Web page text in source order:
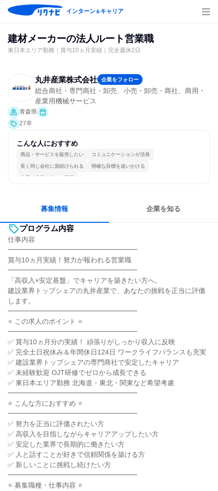
インターン＆キャリア
建材メーカーの法人ルート営業職
東日本エリア勤務｜賞与10ヵ月実績｜完全週休2日
丸井産業株式会社 企業をフォロー
総合商社・専門商社・卸売、小売・卸売・商社、商用・
産業用機械サービス
青森県
27卒
こんな人におすすめ
商品・サービスを販売したい コミュニケーションが活発
長く同じ会社に居続けられる 明確な目標を追いかける
若手が裁量を持てる環境
募集情報 企業を知る
プログラム内容
仕事内容
━━━━━━━━━━━━━━━━━━━
賞与10ヵ月実績！努力が報われる営業職
━━━━━━━━━━━━━━━━━━━
「高収入×安定基盤」でキャリアを築きたい方へ。
建設業界トップシェアの丸井産業で、あなたの挑戦を正当に評価
します。
━━━━━━━━━━━━━━━━━━━
⭐ この求人のポイント ⭐
━━━━━━━━━━━━━━━━━━━
✅ 賞与10ヵ月分の実績！ 頑張りがしっかり収入に反映
✅ 完全土日祝休み＆年間休日124日 ワークライフバランスも充実
✅ 建設業界トップシェアの専門商社で安定したキャリア
✅ 未経験歓迎 OJT研修でゼロから成長できる
✅ 東日本エリア勤務 北海道・東北・関東など希望考慮
━━━━━━━━━━━━━━━━━━━
⭐ こんな方におすすめ ⭐
━━━━━━━━━━━━━━━━━━━
✅ 努力を正当に評価されたい方
✅ 高収入を目指しながらキャリアアップしたい方
✅ 安定した業界で長期的に働きたい方
✅ 人と話すことが好きで信頼関係を築ける方
✅ 新しいことに挑戦し続けたい方
━━━━━━━━━━━━━━━━━━━
⭐ 募集職種・仕事内容 ⭐